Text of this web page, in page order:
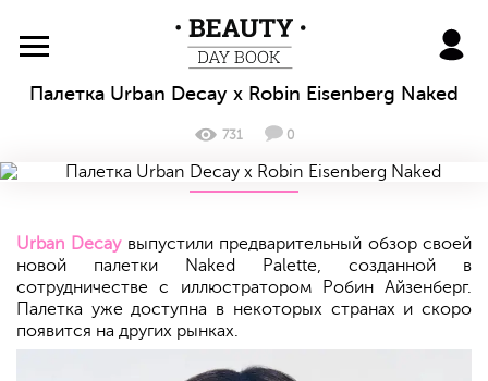
BeautyDayBook
Палетка Urban Decay x Robin Eisenberg Naked
731 0
Urban Decayвыпустили предварительный обзор своей
новой палетки Naked Palette, созданной в
сотрудничестве с иллюстратором Робин Айзенберг.
Палетка уже доступна в некоторых странах и скоро
появится на других рынках.